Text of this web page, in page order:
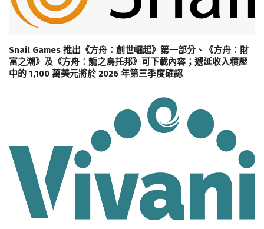
Snail Games 推出《方舟：創世崛起》第一部分、《方舟：財
富之潮》及《方舟：龍之烏托邦》可下載內容；遞延收入積壓
中的 1,100 萬美元將於 2026 年第三季度確認